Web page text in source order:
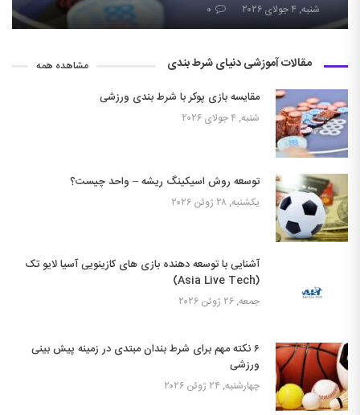
شنبه, ۴ جولای ۲۰۲۶ ۰
مقالات آموزشی دنیای شرط بندی مشاهده همه
مقایسه بازی پوکر با شرط بندی ورزشی
شنبه, ۴ جولای ۲۰۲۶
توسعه روش اسیکینگ ریشه – واحد چیست؟
یکشنبه, ۲۸ ژوئن ۲۰۲۶
آشنایی با توسعه دهنده بازی های کازینویی آسیا لایو تک
(Asia Live Tech)
جمعه, ۲۶ ژوئن ۲۰۲۶
۶ نکته مهم برای شرط بندان مبتدی در زمینه پیش بینی
ورزشی
چهارشنبه, ۲۴ ژوئن ۲۰۲۶